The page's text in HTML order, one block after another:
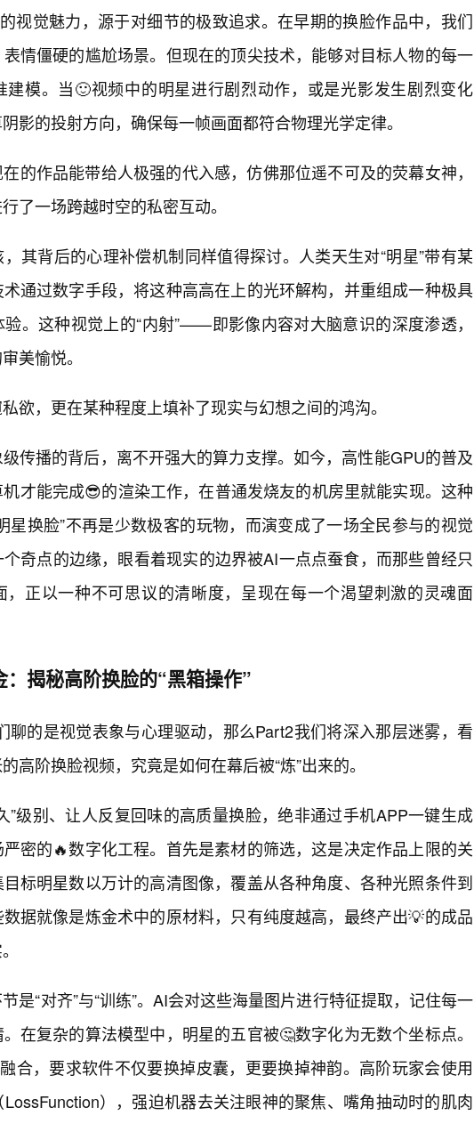
视觉魅力，源于对细节的极致追求。在早期的换脸作品中，我们
情僵硬的尴尬场景。但现在的顶尖技术，能够对目标人物的每一
建模。当🙂视频中的明星进行剧烈动作，或是光影发生剧烈变化
影的投射方向，确保每一帧画面都符合物理光学定律。
的作品能带给人极强的代入感，仿佛那位遥不可及的荧幕女神，
了一场跨越时空的私密互动。
其背后的心理补偿机制同样值得探讨。人类天生对“明星”带有某
通过数字手段，将这种高高在上的光环解构，并重组成一种极具
。这种视觉上的“内射”——即影像内容对大脑意识的深度渗透，
美愉悦。
欲，更在某种程度上填补了现实与幻想之间的鸿沟。
传播的背后，离不开强大的算力支撑。如今，高性能GPU的普及
才能完成😎的渲染工作，在普通发烧友的机房里就能实现。这种
星换脸”不再是少数极客的玩物，而演变成了一场全民参与的视觉
奇点的边缘，眼看着现实的边界被AI一点点蚕食，而那些曾经只
，正以一种不可思议的清晰度，呈现在每一个渴望刺激的灵魂面
揭秘高阶换脸的“黑箱操作”
聊的是视觉表象与心理驱动，那么Part2我们将深入那层迷雾，看
高阶换脸视频，究竟是如何在幕后被“炼”出来的。
”级别、让人反复回味的高质量换脸，绝非通过手机APP一键生成
密的🔥数字化工程。首先是素材的筛选，这是决定作品上限的关
标明星数以万计的高清图像，覆盖从各种角度、各种光照条件到
据就像是炼金术中的原材料，只有纯度越高，最终产出💡的成品
是“对齐”与“训练”。AI会对这些海量图片进行特征提取，记住每一
在复杂的算法模型中，明星的五官被🤔数字化为无数个坐标点。
合，要求软件不仅要换掉皮囊，更要换掉神韵。高阶玩家会使用
），强迫机器去关注眼神的聚焦、嘴角抽动时的肌肉